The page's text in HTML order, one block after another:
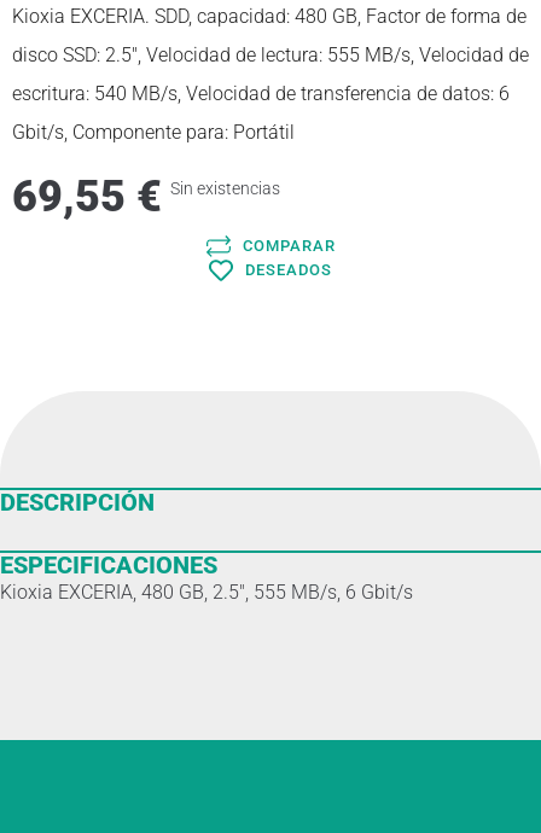
Kioxia EXCERIA. SDD, capacidad: 480 GB, Factor de forma de
disco SSD: 2.5″, Velocidad de lectura: 555 MB/s, Velocidad de
escritura: 540 MB/s, Velocidad de transferencia de datos: 6
Gbit/s, Componente para: Portátil
69,55 € Sin existencias
COMPARAR
DESEADOS
DESCRIPCIÓN
ESPECIFICACIONES
Kioxia EXCERIA, 480 GB, 2.5″, 555 MB/s, 6 Gbit/s